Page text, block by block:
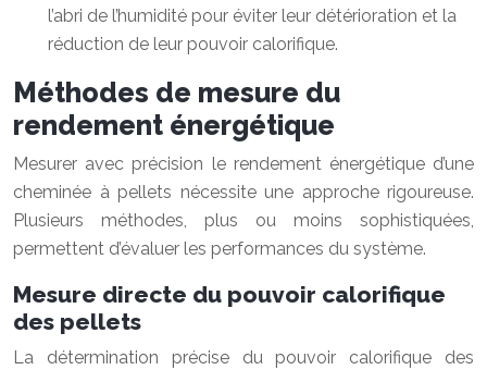
l’abri de l’humidité pour éviter leur détérioration et la
réduction de leur pouvoir calorifique.
Méthodes de mesure du
rendement énergétique
Mesurer avec précision le rendement énergétique d’une
cheminée à pellets nécessite une approche rigoureuse.
Plusieurs méthodes, plus ou moins sophistiquées,
permettent d’évaluer les performances du système.
Mesure directe du pouvoir calorifique
des pellets
La détermination précise du pouvoir calorifique des